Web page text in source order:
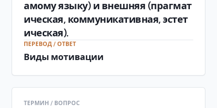
амому языку) и внешняя (прагмат
ическая, коммуникативная, эстет
ическая).
ПЕРЕВОД / ОТВЕТ
Виды мотивации
ТЕРМИН / ВОПРОС